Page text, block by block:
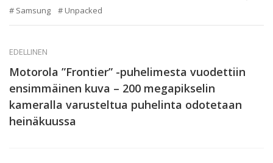
Samsung
Unpacked
EDELLINEN
Motorola ”Frontier” -puhelimesta vuodettiin
ensimmäinen kuva – 200 megapikselin
kameralla varusteltua puhelinta odotetaan
heinäkuussa